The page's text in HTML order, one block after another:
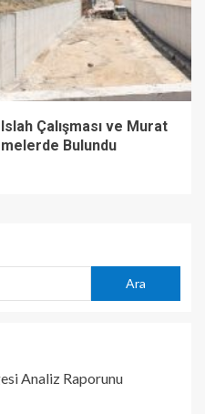
Çalışması ve Murat
Bulundu
Ara
Analiz Raporunu